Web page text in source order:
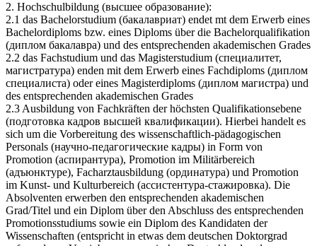
2. Hochschulbildung (высшее образование):
2.1 das Bachelorstudium (бакалавриат) endet mt dem Erwerb eines
Bachelordiploms bzw. eines Diploms über die Bachelorqualifikation
(диплом бакалавра) und des entsprechenden akademischen Grades
2.2 das Fachstudium und das Magisterstudium (специалитет,
магистратура) enden mit dem Erwerb eines Fachdiploms (диплом
специалиста) oder eines Magisterdiploms (диплом магистра) und
des entsprechenden akademischen Grades
2.3 Ausbildung von Fachkräften der höchsten Qualifikationsebene
(подготовка кадров высшей квалификации). Hierbei handelt es
sich um die Vorbereitung des wissenschaftlich-pädagogischen
Personals (научно-педагогические кадры) in Form von
Promotion (аспирантура), Promotion im Militärbereich
(адъюнктуре), Facharztausbildung (ординатура) und Promotion
im Kunst- und Kulturbereich (ассистентура-стажировка). Die
Absolventen erwerben den entsprechenden akademischen
Grad/Titel und ein Diplom über den Abschluss des entsprechenden
Promotionsstudiums sowie ein Diplom des Kandidaten der
Wissenschaften (entspricht in etwas dem deutschen Doktorgrad